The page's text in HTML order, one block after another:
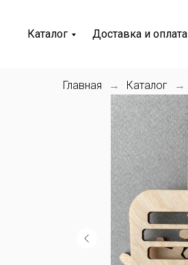
Каталог Доставка и оплата
Главная → Каталог →